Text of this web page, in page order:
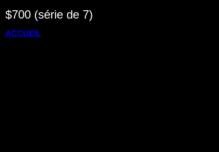
$700 (série de 7)
ACCUEIL